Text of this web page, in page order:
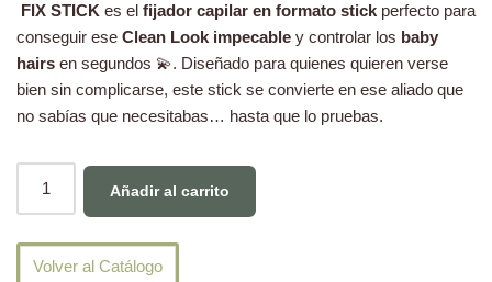
FIX STICK es el fijador capilar en formato stick perfecto para
conseguir ese Clean Look impecable y controlar los baby
hairs en segundos 💫. Diseñado para quienes quieren verse
bien sin complicarse, este stick se convierte en ese aliado que
no sabías que necesitabas… hasta que lo pruebas.
Añadir al carrito
Volver al Catálogo